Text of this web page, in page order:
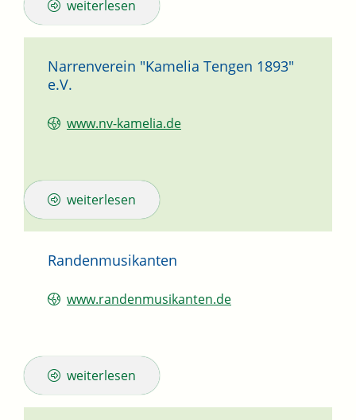
weiterlesen
Narrenverein "Kamelia Tengen 1893"
e.V.
www.nv-kamelia.de
weiterlesen
Randenmusikanten
www.randenmusikanten.de
weiterlesen